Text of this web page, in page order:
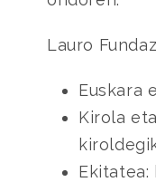
Lauro
Euskara
Kirola